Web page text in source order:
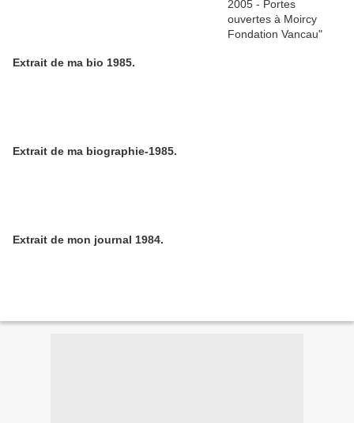
Extrait de ma bio 1985.
Extrait de ma biographie-1985.
Extrait de mon journal 1984.